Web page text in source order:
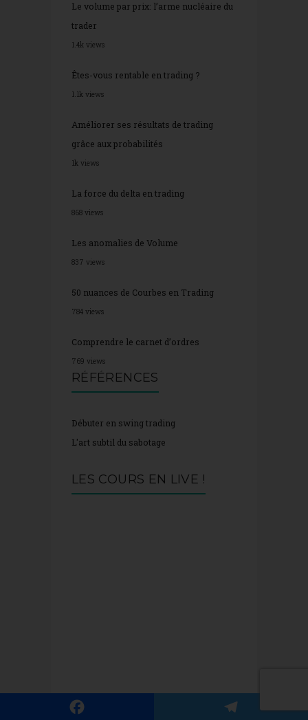
Le volume par prix: l’arme nucléaire du
trader
1.4k views
Êtes-vous rentable en trading ?
1.1k views
Améliorer ses résultats de trading
grâce aux probabilités
1k views
La force du delta en trading
868 views
Les anomalies de Volume
837 views
50 nuances de Courbes en Trading
784 views
Comprendre le carnet d’ordres
769 views
RÉFÉRENCES
Débuter en swing trading
L'art subtil du sabotage
LES COURS EN LIVE !